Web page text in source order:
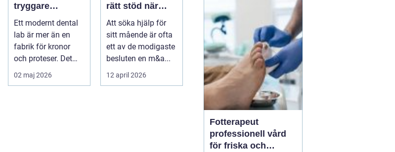
tryggare
tandvård
Ett modernt dental
lab är mer än en
fabrik för kronor
och proteser. Det
fungerar som en
förlängning ...
02 maj 2026
rätt stöd när
livet skaver
Att söka hjälp för
sitt mående är ofta
ett av de modigaste
besluten en m&a...
12 april 2026
socialtjänst, skola,
omsorg, HVB, öppenvård
eller rättsväsende känner
igen kombinationen av
höga krav, kompl...
Fotterapeut
professionell vård
för friska och